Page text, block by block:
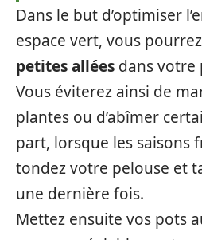
Dans le but d’optimiser
espace vert, vous pourrez
petites allées dans votre
Vous éviterez ainsi de
plantes ou d’abîmer
part, lorsque les saisons
tondez votre pelouse et
une dernière fois.
Mettez ensuite vos pots